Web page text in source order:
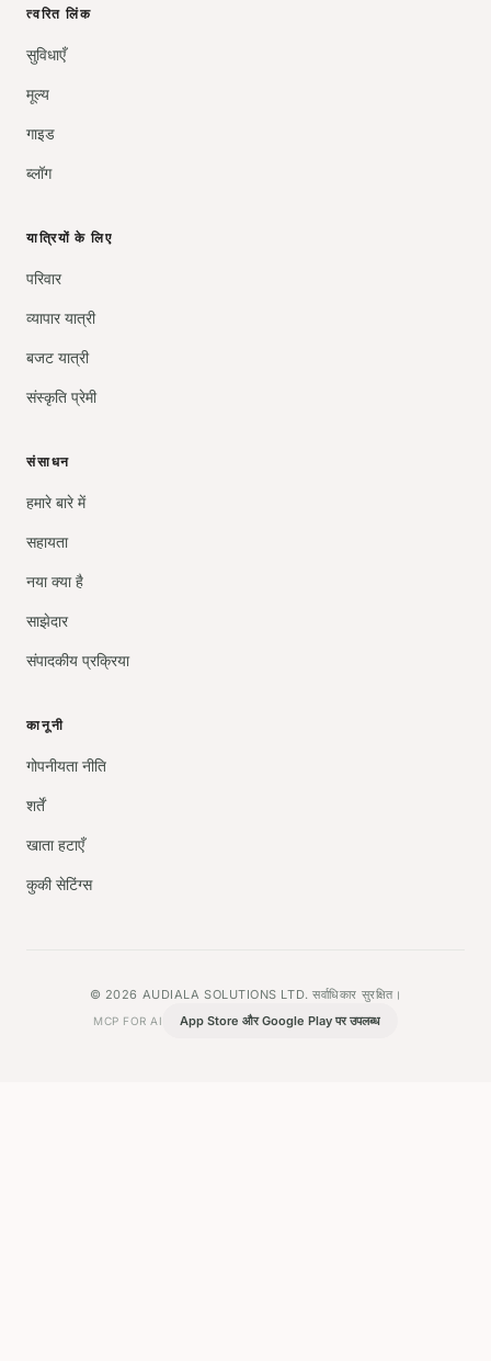
त्वरित लिंक
सुविधाएँ
मूल्य
गाइड
ब्लॉग
यात्रियों के लिए
परिवार
व्यापार यात्री
बजट यात्री
संस्कृति प्रेमी
संसाधन
हमारे बारे में
सहायता
नया क्या है
साझेदार
संपादकीय प्रक्रिया
कानूनी
गोपनीयता नीति
शर्तें
खाता हटाएँ
कुकी सेटिंग्स
© 2026 AUDIALA SOLUTIONS LTD. सर्वाधिकार सुरक्षित।
MCP FOR AI App Store और Google Play पर उपलब्ध